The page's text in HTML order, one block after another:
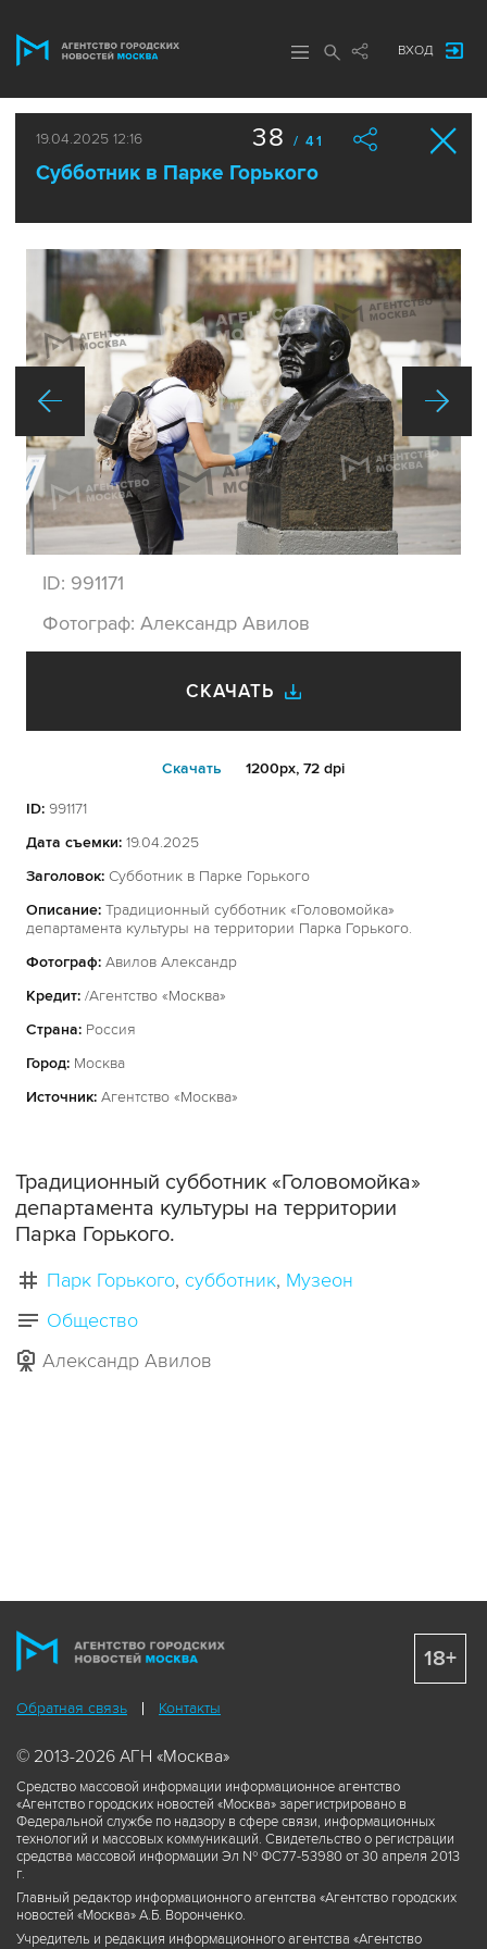
ВХОД
19.04.2025 12:16
Субботник в Парке Горького
38 / 41
ID: 991171
Фотограф: Александр Авилов
СКАЧАТЬ
Cкачать 1200px, 72 dpi
ID: 991171
Дата съемки: 19.04.2025
Заголовок: Субботник в Парке Горького
Описание: Традиционный субботник «Головомойка»
департамента культуры на территории Парка Горького.
Фотограф: Авилов Александр
Кредит: /Агентство «Москва»
Страна: Россия
Город: Москва
Источник: Агентство «Москва»
Традиционный субботник «Головомойка»
департамента культуры на территории
Парка Горького.
Парк Горького субботник Музеон
Общество
Александр Авилов
Обратная связь Контакты
© 2013-2026 АГН «Москва»
Средство массовой информации информационное агентство
«Агентство городских новостей «Москва» зарегистрировано в
Федеральной службе по надзору в сфере связи, информационных
технологий и массовых коммуникаций. Свидетельство о регистрации
средства массовой информации Эл № ФС77-53980 от 30 апреля 2013
г.
Главный редактор информационного агентства «Агентство городских
новостей «Москва» А.Б. Воронченко.
Учредитель и редакция информационного агентства «Агентство
18+